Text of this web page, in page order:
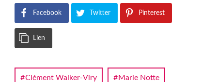
Facebook Twitter Pinterest
Lien
Clément Walker-Viry Marie Notte